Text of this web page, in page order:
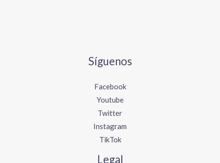
Síguenos
Facebook
Youtube
Twitter
Instagram
TikTok
Legal